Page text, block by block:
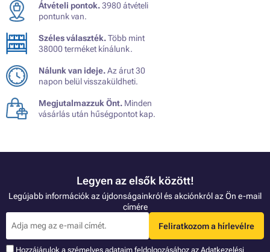
Átvételi pontok.3980 átvételi
pontunk van.
Széles választék.Több mint
38000 terméket kínálunk.
Nálunk van ideje.Az árut 30
napon belül visszaküldheti.
Megjutalmazzuk Önt. Minden
vásárlás után hűségpontot kap.
Legyen az elsők között!
Legújabb információk az újdonságainkról és akciónkról az Ön e-mail
címére
Feliratkozom a hírlevélre
Hozzájárulok a szémelyes adataim feldolgozásához az Adatkezelési